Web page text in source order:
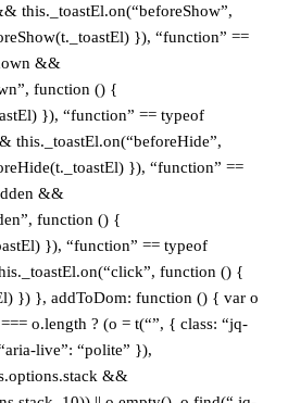
this._toastEl.on(“beforeShow”,
}), “function” ==
&&
function () {
}), “function” == typeof
this._toastEl.on(“beforeHide”,
}), “function” ==
&&
function () {
}), “function” == typeof
function () {
}) }, addToDom: function () { var o
o.length ? (o = t(“”, { class: “jq-
live”: “polite” }),
&&